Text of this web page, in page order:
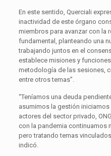
En este sentido, Querciali
inactividad de este órgano
miembros para avanzar con la
fundamental, planteando una
trabajando juntos en el
establece misiones y
metodología de las sesiones,
entre otros temas”.
“Teníamos una deuda
asumimos la gestión
actores del sector privado,
con la pandemia continuamos
pero tratando temas
indicó.